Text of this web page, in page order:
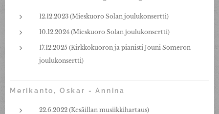
12.12.2023 (Mieskuoro Solan joulukonsertti)
10.12.2024 (Mieskuoro Solan joulukonsertti)
17.12.2025 (Kirkkokuoron ja pianisti Jouni Someron
joulukonsertti)
Merikanto, Oskar - Annina
22.6.2022 (Kesäillan musiikkihartaus)